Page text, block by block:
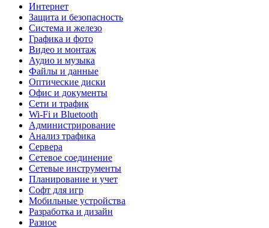
Интернет
Защита и безопасность
Система и железо
Графика и фото
Видео и монтаж
Аудио и музыка
Файлы и данные
Оптические диски
Офис и документы
Сети и трафик
Wi-Fi и Bluetooth
Администрирование
Анализ трафика
Сервера
Сетевое соединение
Сетевые инструменты
Планирование и учет
Софт для игр
Мобильные устройства
Разработка и дизайн
Разное